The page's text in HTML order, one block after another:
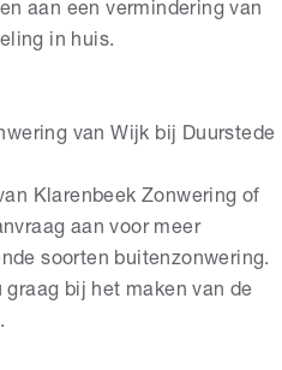
aan een vermindering van
in huis.
van Wijk bij Duurstede
Klarenbeek Zonwering of
aan voor meer
soorten buitenzonwering.
bij het maken van de